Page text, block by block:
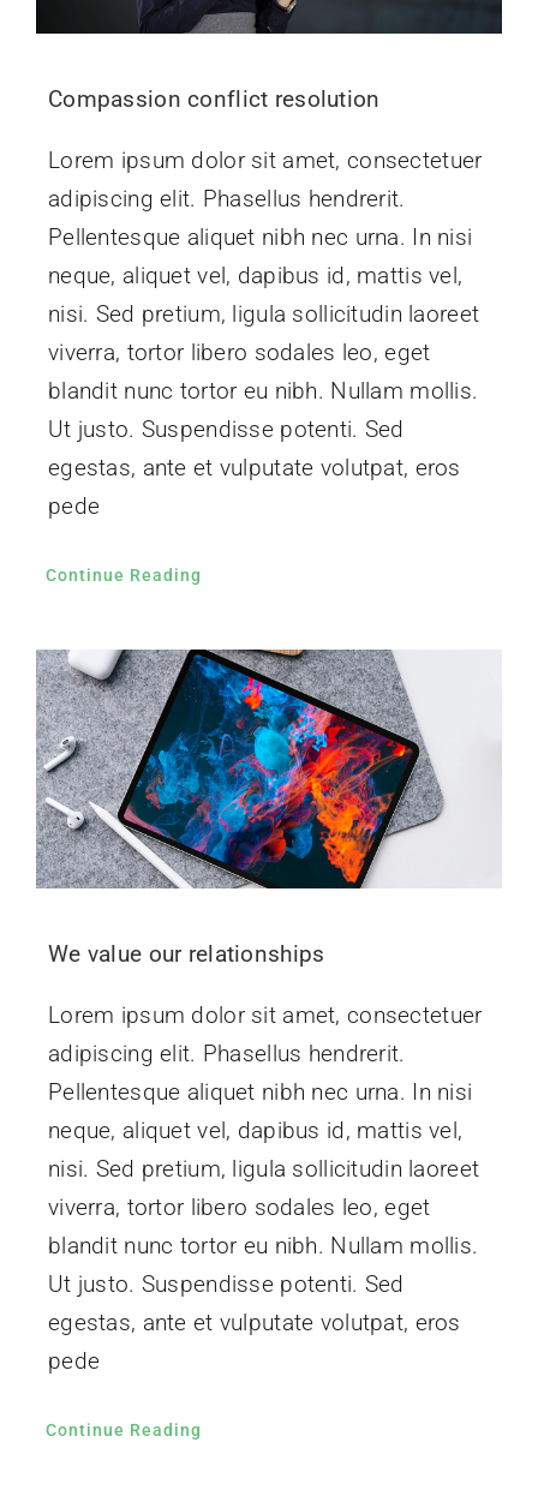
Compassion conflict resolution
Lorem ipsum dolor sit amet, consectetuer
adipiscing elit. Phasellus hendrerit.
Pellentesque aliquet nibh nec urna. In nisi
neque, aliquet vel, dapibus id, mattis vel,
nisi. Sed pretium, ligula sollicitudin laoreet
viverra, tortor libero sodales leo, eget
blandit nunc tortor eu nibh. Nullam mollis.
Ut justo. Suspendisse potenti. Sed
egestas, ante et vulputate volutpat, eros
pede
Continue Reading
We value our relationships
Lorem ipsum dolor sit amet, consectetuer
adipiscing elit. Phasellus hendrerit.
Pellentesque aliquet nibh nec urna. In nisi
neque, aliquet vel, dapibus id, mattis vel,
nisi. Sed pretium, ligula sollicitudin laoreet
viverra, tortor libero sodales leo, eget
blandit nunc tortor eu nibh. Nullam mollis.
Ut justo. Suspendisse potenti. Sed
egestas, ante et vulputate volutpat, eros
pede
Continue Reading